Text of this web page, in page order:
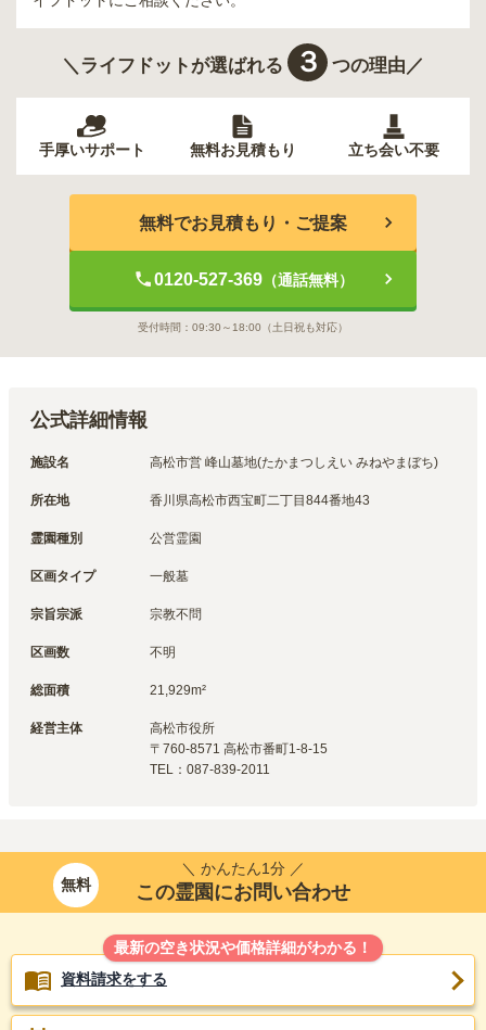
＼ライフドットが選ばれる ３ つの理由／
手厚いサポート 無料お見積もり 立ち会い不要
無料でお見積もり・ご提案
0120-527-369（通話無料）
受付時間： 09:30～18:00 （土日祝も対応）
公式詳細情報
施設名 高松市営 峰山墓地(たかまつしえい みねやまぼち)
所在地 香川県高松市西宝町二丁目844番地43
霊園種別 公営霊園
区画タイプ 一般墓
宗旨宗派 宗教不問
区画数 不明
総面積 21,929m²
経営主体 高松市役所
〒 760-8571 高松市番町1-8-15
TEL： 087-839-2011
無料
＼ かんたん1分 ／
この霊園にお問い合わせ
最新の空き状況や価格詳細がわかる！
資料請求をする